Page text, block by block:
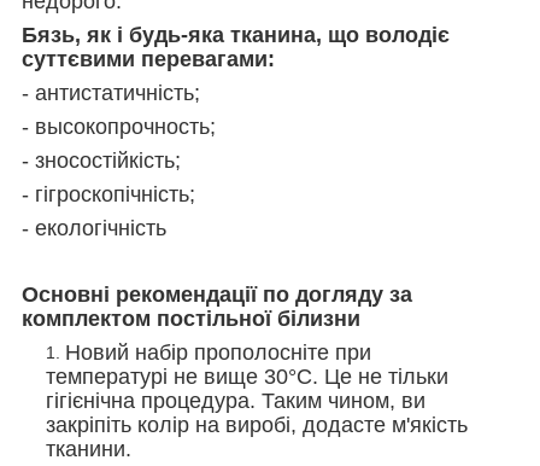
Бязь, як і будь-яка тканина, що володіє
суттєвими перевагами:
- антистатичність;
- высокопрочность;
- зносостійкість;
- гігроскопічність;
- екологічність
Основні рекомендації по догляду за
комплектом постільної білизни
Новий набір прополосніте при
температурі не вище 30°С. Це не тільки
гігієнічна процедура. Таким чином, ви
закріпіть колір на виробі, додасте м'якість
тканини.